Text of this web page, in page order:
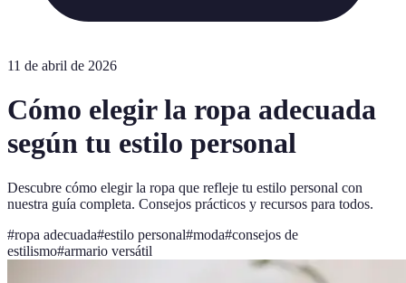
11 de abril de 2026
Cómo elegir la ropa adecuada
según tu estilo personal
Descubre cómo elegir la ropa que refleje tu estilo personal con
nuestra guía completa. Consejos prácticos y recursos para todos.
#ropa adecuada#estilo personal#moda#consejos de
estilismo#armario versátil